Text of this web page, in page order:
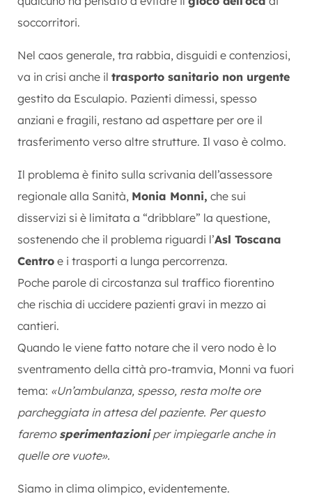
soccorritori.
Nel caos generale, tra rabbia, disguidi e contenziosi,
va in crisi anche il trasporto sanitario non urgente
gestito da Esculapio. Pazienti dimessi, spesso
anziani e fragili, restano ad aspettare per ore il
trasferimento verso altre strutture. Il vaso è colmo.
Il problema è finito sulla scrivania dell’assessore
regionale alla Sanità, Monia Monni, che sui
disservizi si è limitata a “dribblare” la questione,
sostenendo che il problema riguardi l’Asl Toscana
Centro e i trasporti a lunga percorrenza.
Poche parole di circostanza sul traffico fiorentino
che rischia di uccidere pazienti gravi in mezzo ai
cantieri.
Quando le viene fatto notare che il vero nodo è lo
sventramento della città pro-tramvia, Monni va fuori
tema: «Un’ambulanza, spesso, resta molte ore
parcheggiata in attesa del paziente. Per questo
faremosperimentazioniper impiegarle anche in
quelle ore vuote».
Siamo in clima olimpico, evidentemente.